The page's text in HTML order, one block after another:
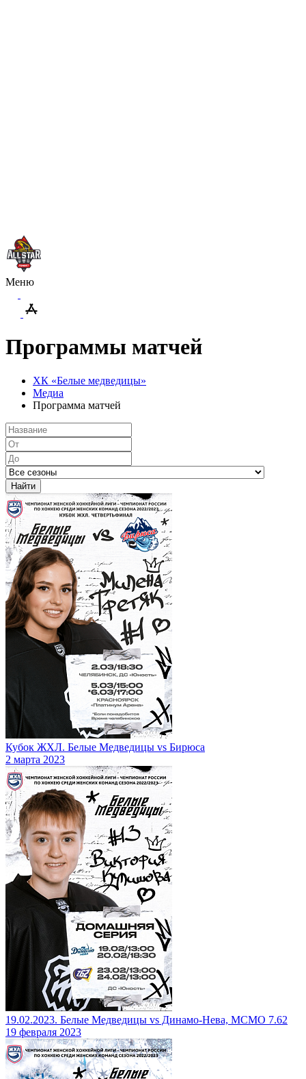
Меню
Программы матчей
ХК «Белые медведицы»
Медиа
Программа матчей
Кубок ЖХЛ. Белые Медведицы vs Бирюса
2 марта 2023
19.02.2023. Белые Медведицы vs Динамо-Нева, МСМО 7.62
19 февраля 2023